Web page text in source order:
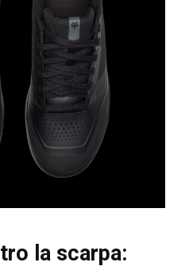
la scarpa: